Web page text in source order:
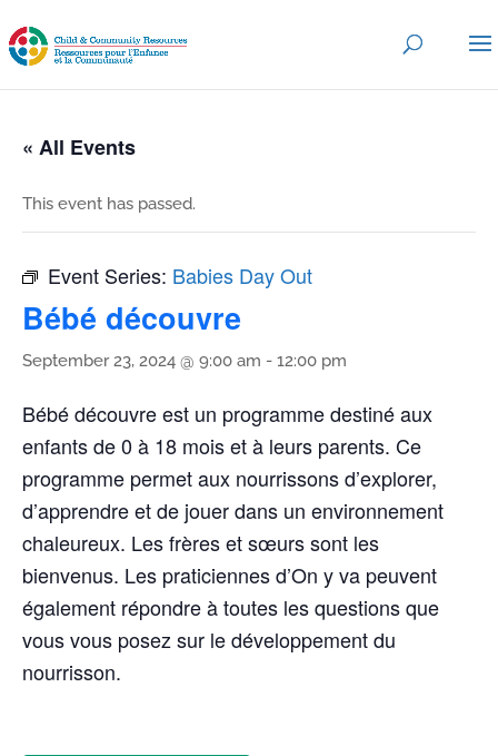
« All Events
This event has passed.
Event Series: Babies Day Out
Bébé découvre
September 23, 2024 @ 9:00 am - 12:00 pm
Bébé découvre est un programme destiné aux
enfants de 0 à 18 mois et à leurs parents. Ce
programme permet aux nourrissons d’explorer,
d’apprendre et de jouer dans un environnement
chaleureux. Les frères et sœurs sont les
bienvenus. Les praticiennes d’On y va peuvent
également répondre à toutes les questions que
vous vous posez sur le développement du
nourrisson.